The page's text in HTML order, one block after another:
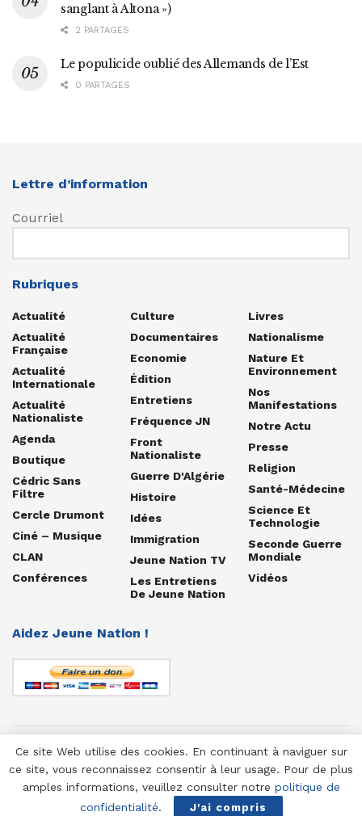
sanglant à Altona »)
2 PARTAGES
Le populicide oublié des Allemands de l’Est
0 PARTAGES
Lettre d’information
Courriel
Rubriques
Actualité
Actualité
Française
Actualité
Internationale
Actualité
Nationaliste
Agenda
Boutique
Cédric Sans
Filtre
Cercle Drumont
Ciné – Musique
CLAN
Conférences
Culture
Documentaires
Economie
Édition
Entretiens
Fréquence JN
Front
Nationaliste
Guerre D'Algérie
Histoire
Idées
Immigration
Jeune Nation TV
Les Entretiens
De Jeune Nation
Livres
Nationalisme
Nature Et
Environnement
Nos
Manifestations
Notre Actu
Presse
Religion
Santé-Médecine
Science Et
Technologie
Seconde Guerre
Mondiale
Vidéos
Aidez Jeune Nation !
© 1958-2025 Jeune Nation
Ce site Web utilise des cookies. En continuant à naviguer sur
ce site, vous reconnaissez consentir à leur usage. Pour de plus
amples informations, veuillez consulter notre politique de
confidentialité. J'ai compris